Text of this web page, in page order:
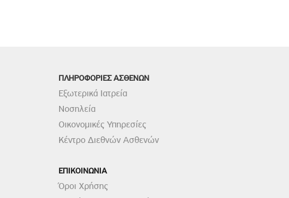
ΠΛΗΡΟΦΟΡΙΕΣ ΑΣΘΕΝΩΝ
Εξωτερικά Ιατρεία
Νοσηλεία
Οικονομικές Υπηρεσίες
Κέντρο Διεθνών Ασθενών
ΕΠΙΚΟΙΝΩΝΙΑ
Όροι Χρήσης